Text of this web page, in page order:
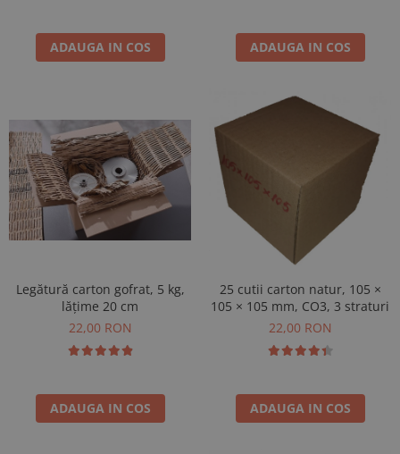
ADAUGA IN COS ADAUGA IN COS
Legătură carton gofrat, 5 kg,
lățime 20 cm
22,00 RON
ADAUGA IN COS
25 cutii carton natur, 105 ×
105 × 105 mm, CO3, 3 straturi
22,00 RON
ADAUGA IN COS